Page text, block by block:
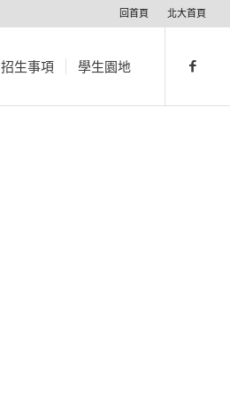
回首頁 北大首頁
招生事項 學生園地